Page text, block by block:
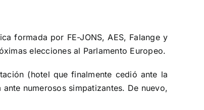
formada por FE-JONS, AES, Falange y
elecciones al Parlamento Europeo.
(hotel que finalmente cedió ante la
numerosos simpatizantes. De nuevo,